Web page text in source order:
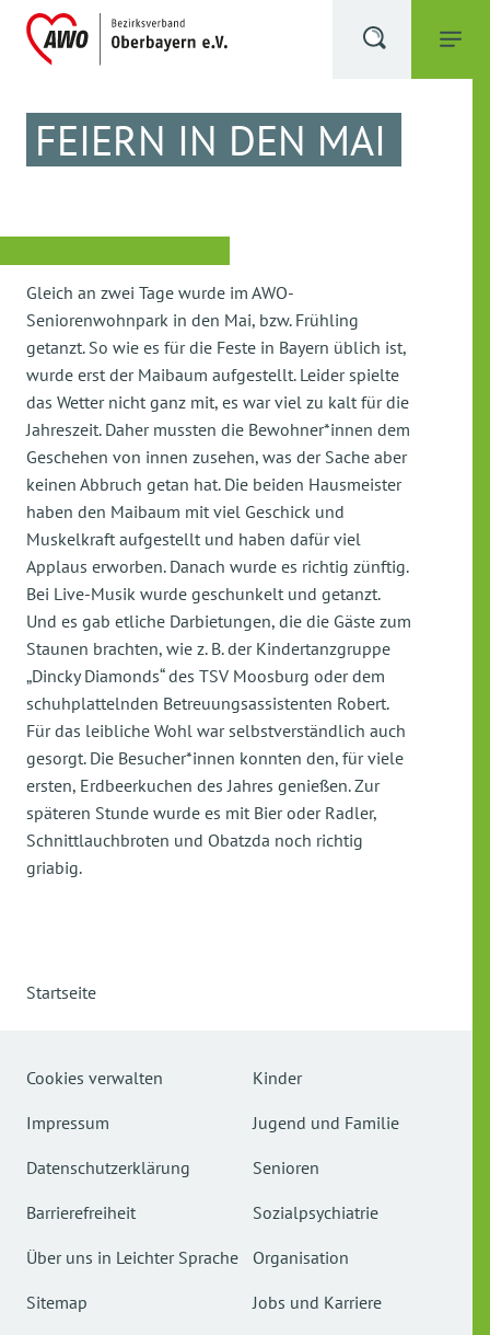
FEIERN IN DEN MAI
Gleich an zwei Tage wurde im AWO-
Seniorenwohnpark in den Mai, bzw. Frühling
getanzt. So wie es für die Feste in Bayern üblich ist,
wurde erst der Maibaum aufgestellt. Leider spielte
das Wetter nicht ganz mit, es war viel zu kalt für die
Jahreszeit. Daher mussten die Bewohner*innen dem
Geschehen von innen zusehen, was der Sache aber
keinen Abbruch getan hat. Die beiden Hausmeister
haben den Maibaum mit viel Geschick und
Muskelkraft aufgestellt und haben dafür viel
Applaus erworben. Danach wurde es richtig zünftig.
Bei Live-Musik wurde geschunkelt und getanzt.
Und es gab etliche Darbietungen, die die Gäste zum
Staunen brachten, wie z. B. der Kindertanzgruppe
„Dincky Diamonds“ des TSV Moosburg oder dem
schuhplattelnden Betreuungsassistenten Robert.
Für das leibliche Wohl war selbstverständlich auch
gesorgt. Die Besucher*innen konnten den, für viele
ersten, Erdbeerkuchen des Jahres genießen. Zur
späteren Stunde wurde es mit Bier oder Radler,
Schnittlauchbroten und Obatzda noch richtig
griabig.
Startseite
Cookies verwalten
Impressum
Datenschutzerklärung
Barrierefreiheit
Über uns in Leichter Sprache
Sitemap
Kinder
Jugend und Familie
Senioren
Sozialpsychiatrie
Organisation
Jobs und Karriere